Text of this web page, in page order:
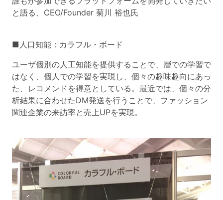
と語る、CEO/Founder 菊川 裕也氏
■人口知能：カラフル・ボード
ユーザ個別の人工知能を提供することで、層での学習で
はなく、個人での学習を実現し、個々の趣味趣向にあっ
た、レコメンドを得意としている。最近では、個々の分
析結果に合わせたDM発送を行うことで、ファッション
関連企業の来訪率と売上UPを実現。